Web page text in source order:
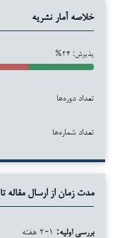
خلاصه آمار نشریه
پذیرش: ۲۴%
تعداد دوره‌ها
تعداد شماره‌ها
مدت زمان از ارسال مقاله تا
بررسی اولیه: